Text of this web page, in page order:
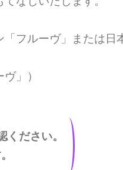
「フルーヴ」または日
」）
ださい。